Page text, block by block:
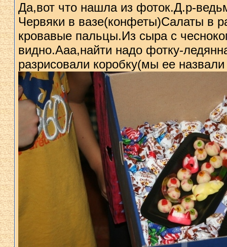
Да,вот что нашла из фоток.Д.р-
Червяки в вазе(конфеты)Салаты в
кровавые пальцы.Из сыра с
видно.Ааа,найти надо фотку-
разрисовали коробку(мы ее